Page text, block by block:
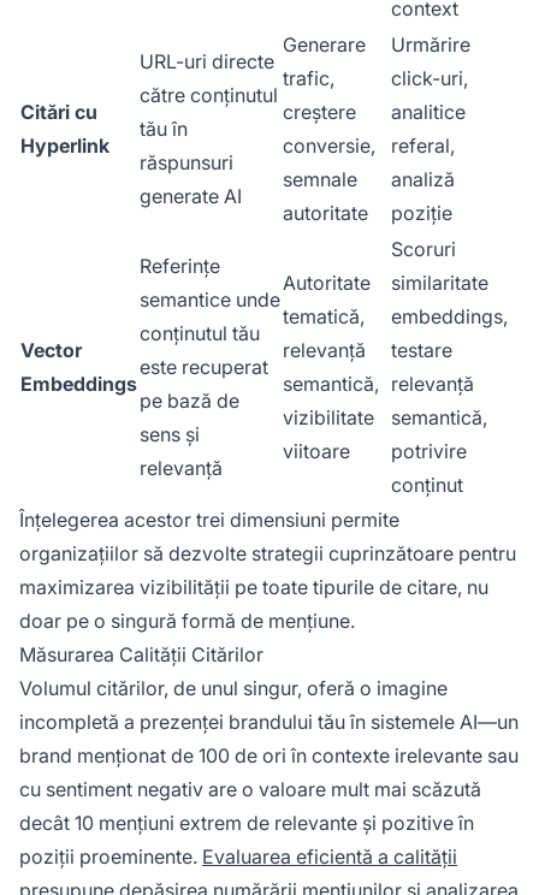
context
Citări cu
Hyperlink
URL-uri directe
către conținutul
tău în
răspunsuri
generate AI
Generare
trafic,
creștere
conversie,
semnale
autoritate
Urmărire
click-uri,
analitice
referal,
analiză
poziție
Vector
Embeddings
Referințe
semantice unde
conținutul tău
este recuperat
pe bază de
sens și
relevanță
Autoritate
tematică,
relevanță
semantică,
vizibilitate
viitoare
Scoruri
similaritate
embeddings,
testare
relevanță
semantică,
potrivire
conținut
Înțelegerea acestor trei dimensiuni permite
organizațiilor să dezvolte strategii cuprinzătoare pentru
maximizarea vizibilității pe toate tipurile de citare, nu
doar pe o singură formă de mențiune.
Măsurarea Calității Citărilor
Volumul citărilor, de unul singur, oferă o imagine
incompletă a prezenței brandului tău în sistemele AI—un
brand menționat de 100 de ori în contexte irelevante sau
cu sentiment negativ are o valoare mult mai scăzută
decât 10 mențiuni extrem de relevante și pozitive în
poziții proeminente. Evaluarea eficientă a calității